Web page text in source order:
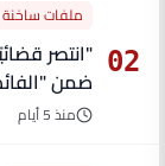
02
ملفات ساخنة
ضمن
منذ 5 أيام